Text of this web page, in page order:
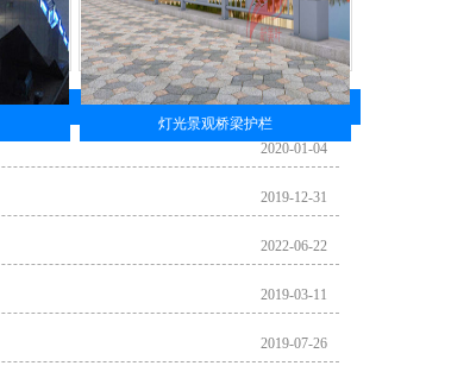
灯光景观桥梁护栏
2020-01-04
2019-12-31
2022-06-22
2019-03-11
2019-07-26